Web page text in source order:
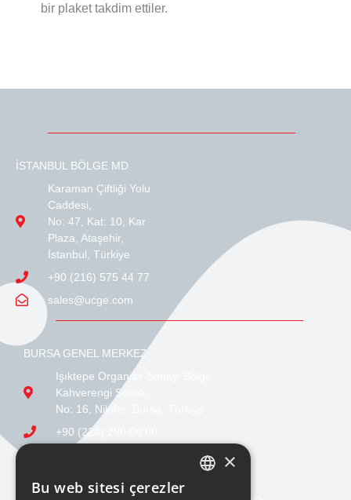
bir plaket takdim ettiler.
BURSA GENEL MERKEZ
Işıktepe Organize Sanayi Bölge,
Kahverengi Sokak,
No: 16, Nilüfer, Bursa, Türkiye
+90 (224) 280 00 00
İSTANBUL BÖLGE MD
Karaman Çiftliği Yolu
Caddesi,
No: 47, Kat: 10, Kar
Plaza, Ataşehir,
İstanbul, Türkiye
+90 (216) 575 44 77
sales@ucge.com
×
Bu web sitesi çerezler